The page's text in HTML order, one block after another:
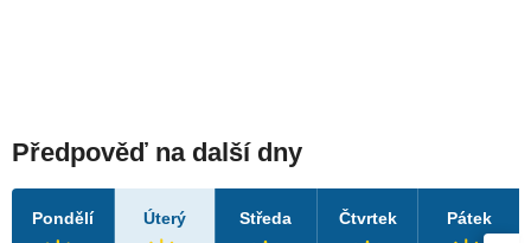
Předpověď na další dny
Pondělí Úterý Středa Čtvrtek Pátek